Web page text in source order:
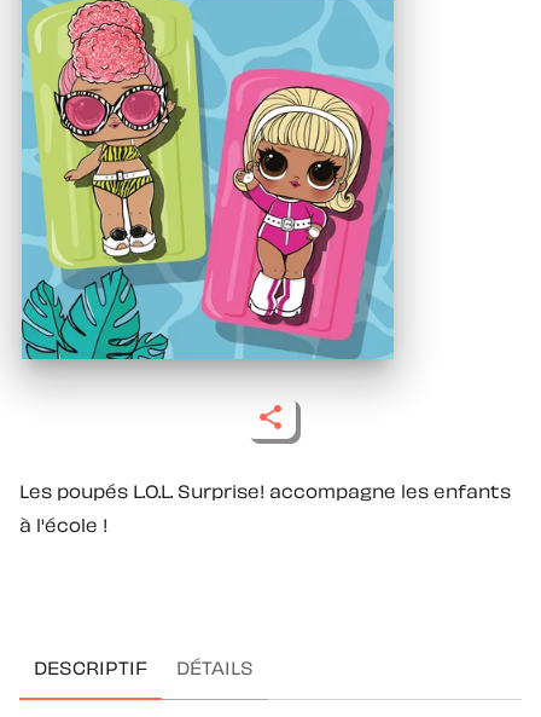
Les poupés L.O.L. Surprise! accompagne les enfants
à l'école !
DESCRIPTIF DÉTAILS